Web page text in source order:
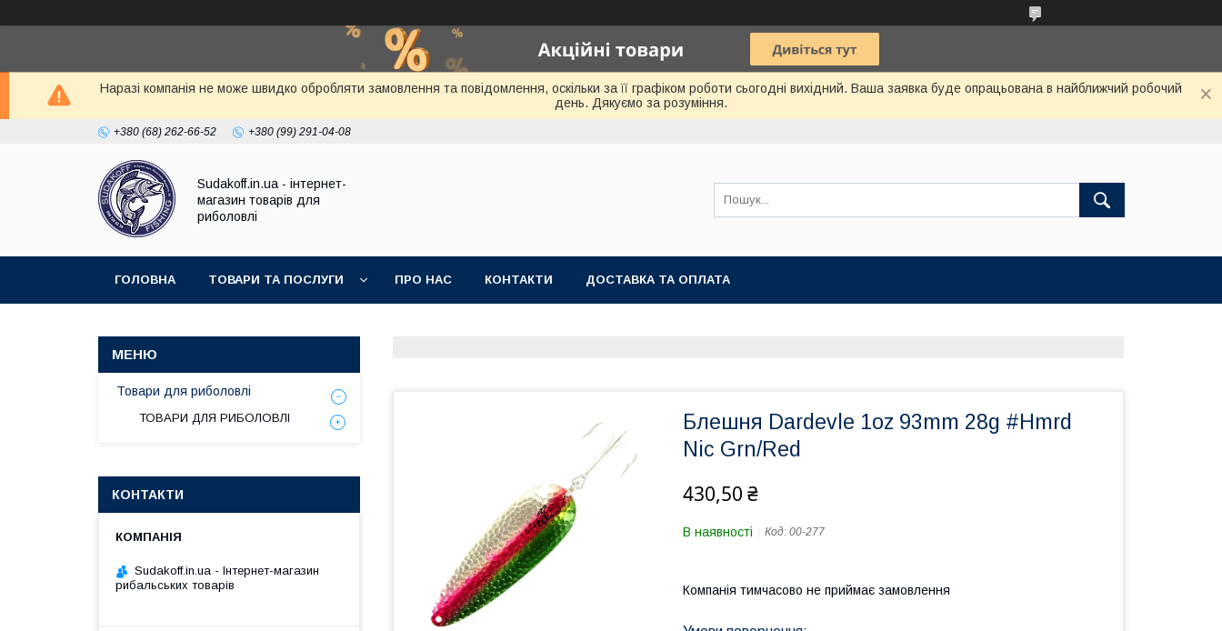
Наразі компанія не може швидко обробляти замовлення та повідомлення, оскільки за її графіком роботи сьогодні вихідний. Ваша заявка буде опрацьована в найближчий робочий
день. Дякуємо за розуміння.
+380 (68) 262-66-52 +380 (99) 291-04-08
Sudakoff.in.ua - інтернет-
магазин товарів для
риболовлі
ГОЛОВНА ТОВАРИ ТА ПОСЛУГИ ПРО НАС КОНТАКТИ ДОСТАВКА ТА ОПЛАТА
Блешня Dardevle 1oz 93mm 28g #Hmrd
Nic Grn/Red
430,50 ₴
В наявності Код: 00-277
Компанія тимчасово не приймає замовлення
Товари для риболовлі
ТОВАРИ ДЛЯ РИБОЛОВЛІ
КОНТАКТИ
Sudakoff.in.ua - Інтернет-магазин
рибальських товарів